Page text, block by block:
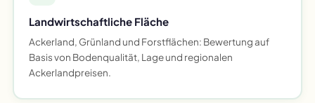
Landwirtschaftliche Fläche
Ackerland, Grünland und Forstflächen: Bewertung auf
Basis von Bodenqualität, Lage und regionalen
Ackerlandpreisen.